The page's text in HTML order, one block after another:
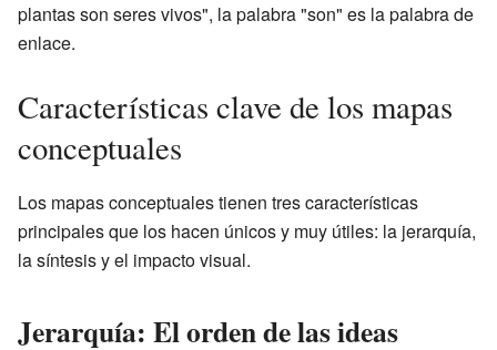
plantas son seres vivos", la palabra "son" es la palabra de
enlace.
Características clave de los mapas
conceptuales
Los mapas conceptuales tienen tres características
principales que los hacen únicos y muy útiles: la jerarquía,
la síntesis y el impacto visual.
Jerarquía: El orden de las ideas